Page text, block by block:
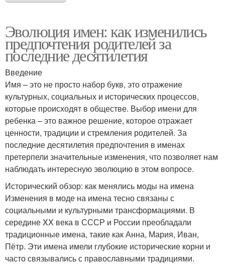
Эволюция имен: как изменились
предпочтения родителей за
последние десятилетия
Введение
Имя – это не просто набор букв, это отражение
культурных, социальных и исторических процессов,
которые происходят в обществе. Выбор имени для
ребенка – это важное решение, которое отражает
ценности, традиции и стремления родителей. За
последние десятилетия предпочтения в именах
претерпели значительные изменения, что позволяет нам
наблюдать интересную эволюцию в этом вопросе.
Исторический обзор: как менялись моды на имена
Изменения в моде на имена тесно связаны с
социальными и культурными трансформациями. В
середине XX века в СССР и России преобладали
традиционные имена, такие как Анна, Мария, Иван,
Пётр. Эти имена имели глубокие исторические корни и
часто связывались с православными традициями.